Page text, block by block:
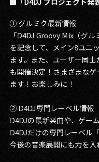
① グルミク最新情報
「D4DJ Groovy Mix（グ
を記念して、メイン8ユニ
ます。また、ユーザー同士
も開催決定！さまざまな
ます！お楽しみに！
② D4DJ専門レーベル情報
D4DJの最新楽曲や、ゲー
D4DJだけの専門レーベル
今後の音楽展開にも力を入